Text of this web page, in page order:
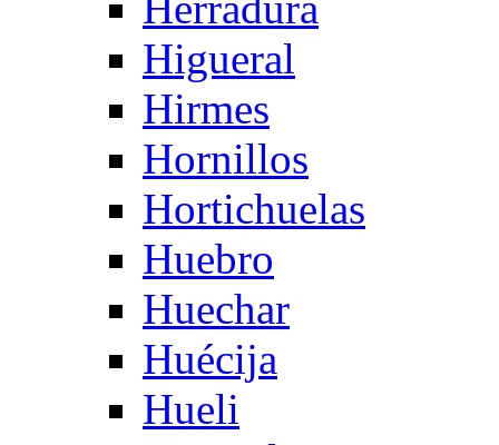
Higueral
Hirmes
Hornillos
Hortichuelas
Huebro
Huechar
Huécija
Hueli